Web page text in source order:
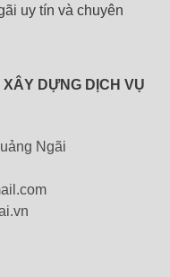
uy tín và chuyên
DỰNG DỊCH VỤ
Ngãi